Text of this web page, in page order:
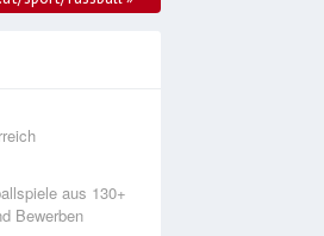
aus 130+
Bewerben